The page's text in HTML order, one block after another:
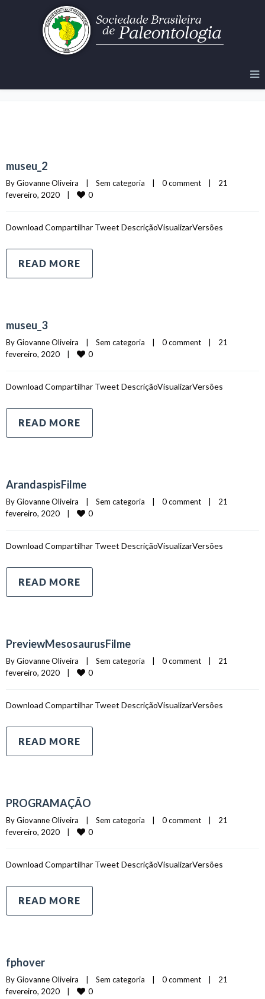
museu_2
By Giovanne Oliveira Sem categoria 0 comment
21
fevereiro, 2020
0
Download Compartilhar Tweet DescriçãoVisualizarVersões
READ MORE
museu_3
By Giovanne Oliveira Sem categoria 0 comment
21
fevereiro, 2020
0
Download Compartilhar Tweet DescriçãoVisualizarVersões
READ MORE
ArandaspisFilme
By Giovanne Oliveira Sem categoria 0 comment
21
fevereiro, 2020
0
Download Compartilhar Tweet DescriçãoVisualizarVersões
READ MORE
PreviewMesosaurusFilme
By Giovanne Oliveira Sem categoria 0 comment
21
fevereiro, 2020
0
Download Compartilhar Tweet DescriçãoVisualizarVersões
READ MORE
PROGRAMAÇÃO
By Giovanne Oliveira Sem categoria 0 comment
21
fevereiro, 2020
0
Download Compartilhar Tweet DescriçãoVisualizarVersões
READ MORE
fphover
By Giovanne Oliveira Sem categoria 0 comment
21
fevereiro, 2020
0